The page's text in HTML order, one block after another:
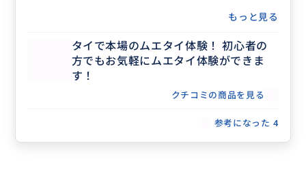
もっと見る
タイで本場のムエタイ体験！ 初心者の
方でもお気軽にムエタイ体験ができま
す！
クチコミの商品を見る
参考になった 4